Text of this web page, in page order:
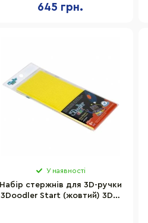
645 грн.
У наявності
Набір стержнів для 3D-ручки
3Doodler Start (жовтий) 3DS-